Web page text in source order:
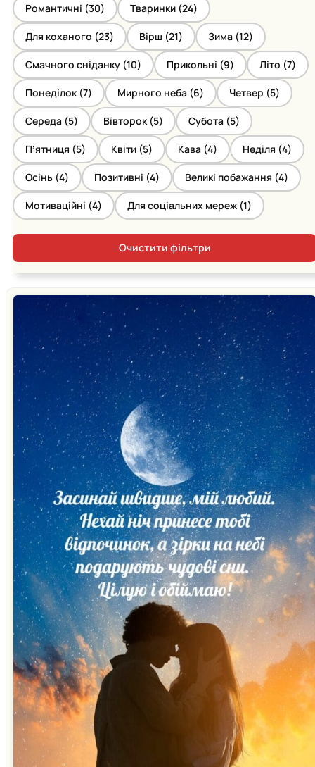
Романтичні (30) Тваринки (24)
Для коханого (23) Вірш (21) Зима (12)
Смачного сніданку (10) Прикольні (9) Літо (7)
Понеділок (7) Мирного неба (6) Четвер (5)
Середа (5) Вівторок (5) Субота (5)
Пʼятниця (5) Квіти (5) Кава (4) Неділя (4)
Осінь (4) Позитивні (4) Великі побажання (4)
Мотиваційні (4) Для соціальних мереж (1)
Очистити фільтри